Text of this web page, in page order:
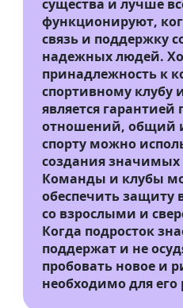
существа и лучше
функционируют,
связь и поддержку
надежных людей.
принадлежность к
спортивному клубу
является
отношений, общий
спорту можно
создания значимых
Команды и клубы
обеспечить защиту
со взрослыми и
Когда подросток
поддержат и не
пробовать новое и
необходимо для его